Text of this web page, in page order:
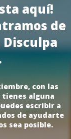
aquí!
de
Disculpa
con las
alguna
escribir a
de ayudarte
sea posible.